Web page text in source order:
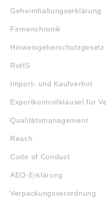
Geheimhaltungserklärung
Firmenchronik
Hinweisgeberschutzgesetz
RoHS
Import- und Kaufverbot
Exportkontrollklausel für
Qualitätsmanagement
Reach
Code of Conduct
AEO-Erklärung
Verpackungsverordnung